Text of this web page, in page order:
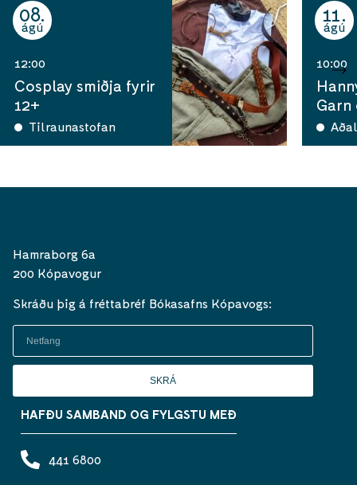
08
ágú
12:00
Cosplay smiðja fyrir
12+
Tilraunastofan
11
ágú
10:00
Garn
Hamraborg 6a
200 Kópavogur
Skráðu þig á fréttabréf Bókasafns Kópavogs:
SKRÁ
HAFÐU SAMBAND OG FYLGSTU MEÐ
441 6800